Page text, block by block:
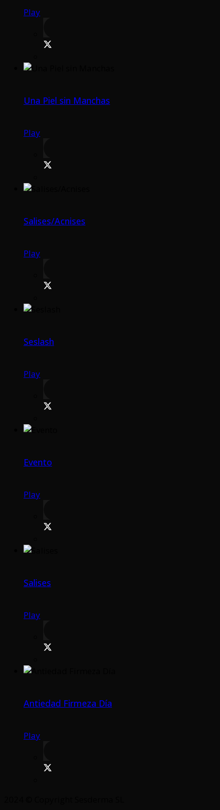
Play
Una Piel sin Manchas
Play
Salises/Acnises
Play
Seslash
Play
Evento
Play
Salises
Play
Antiedad Firmeza Día
Play